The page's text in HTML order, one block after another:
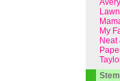
My
Neat